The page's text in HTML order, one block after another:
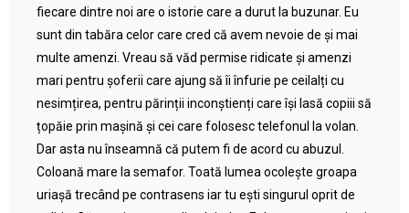
fiecare dintre noi are o istorie care a durut la buzunar. Eu
sunt din tabăra celor care cred că avem nevoie de și mai
multe amenzi. Vreau să văd permise ridicate și amenzi
mari pentru șoferii care ajung să îi înfurie pe ceilalți cu
nesimțirea, pentru părinții inconștienți care își lasă copiii să
țopăie prin mașină și cei care folosesc telefonul la volan.
Dar asta nu înseamnă că putem fi de acord cu abuzul.
Coloană mare la semafor. Toată lumea ocolește groapa
uriașă trecând pe contrasens iar tu ești singurul oprit de